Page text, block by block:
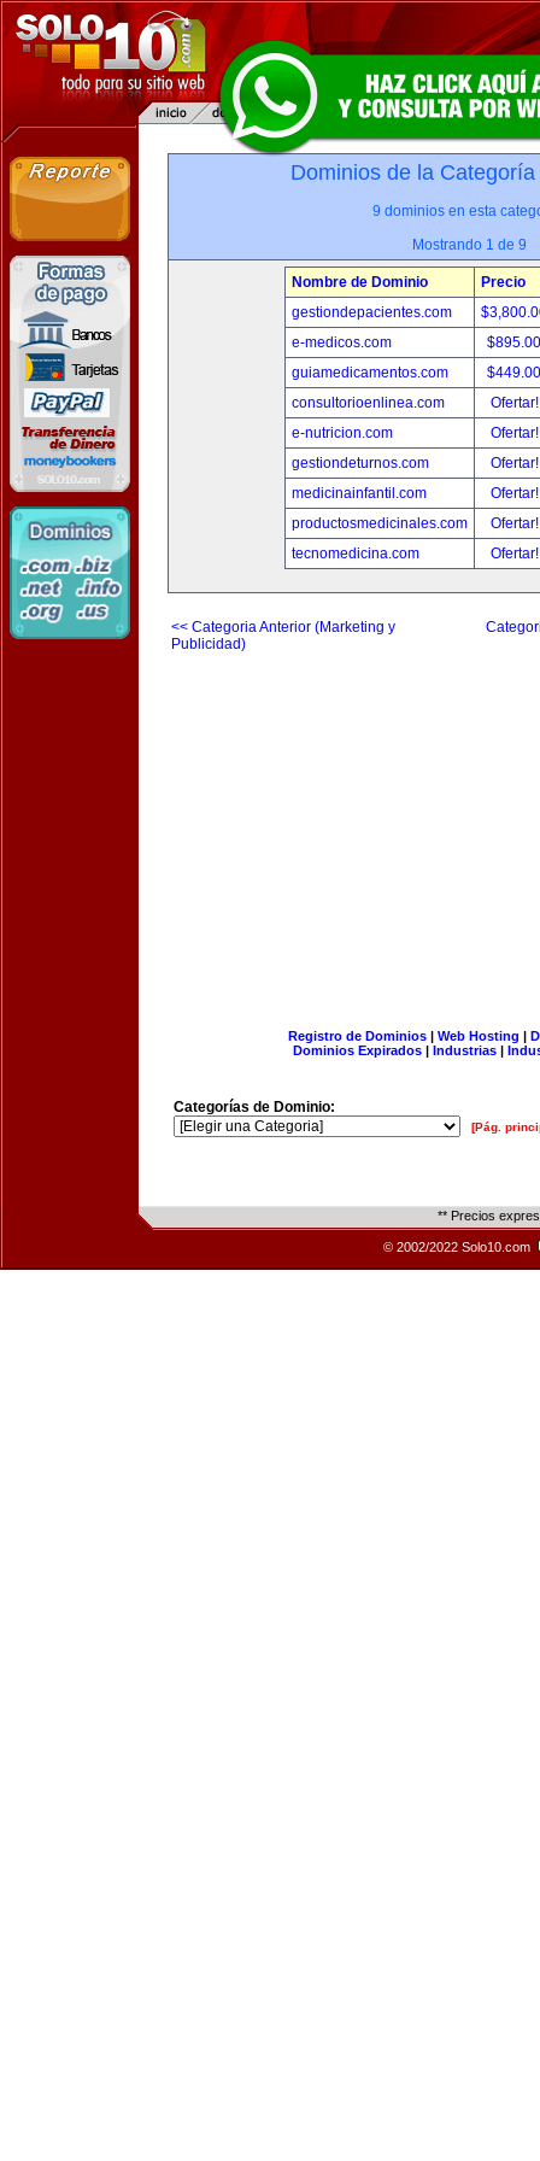
Dominios de la
9 dominios en esta
Mostrando 1 de 9
Nombre de Dominio
Precio
gestiondepacientes.com
e-medicos.com
guiamedicamentos.com
consultorioenlinea.com
e-nutricion.com
gestiondeturnos.com
medicinainfantil.com
productosmedicinales.com
tecnomedicina.com
<< Categoria Anterior (Marketing y
Publicidad)
Registro de Dominios| Web Hosting |
Dominios Expirados | Industrias |
Categorías de Dominio:
[Pág.
** Precios
© 2002/2022 Solo10.com